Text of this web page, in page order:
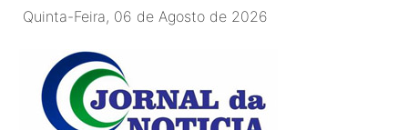
Quinta-Feira, 06 de Agosto de 2026